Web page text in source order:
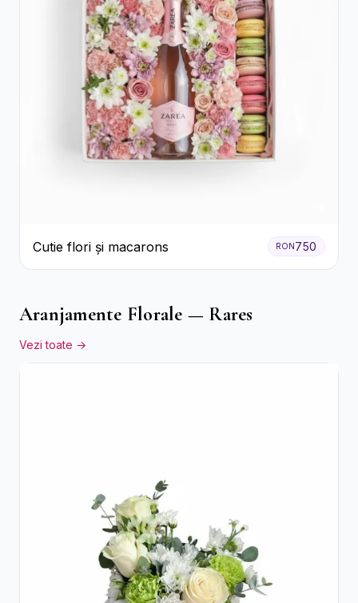
Cutie flori și macarons RON 750
Aranjamente Florale — Rares
Vezi toate →